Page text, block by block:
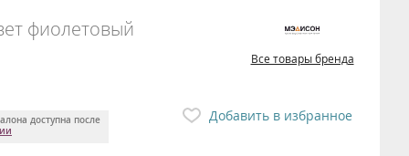
фиолетовый
Все товары бренда
Добавить в избранное
доступна после